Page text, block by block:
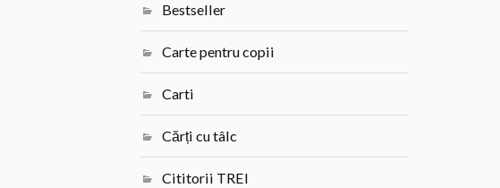
Bestseller
Carte pentru copii
Carti
Cărți cu tâlc
Cititorii TREI